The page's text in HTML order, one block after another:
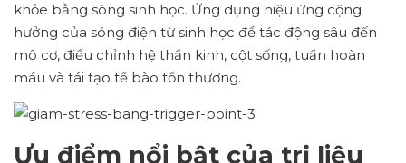
khỏe bằng sóng sinh học. Ứng dụng hiệu ứng cộng
hưởng của sóng điện từ sinh học để tác động sâu đến
mô cơ, điều chỉnh hệ thần kinh, cột sống, tuần hoàn
máu và tái tạo tế bào tổn thương.
Ưu điểm nổi bật của trị liệu